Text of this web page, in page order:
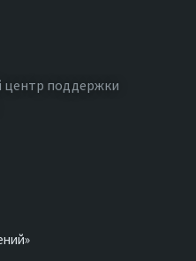
центр поддержки